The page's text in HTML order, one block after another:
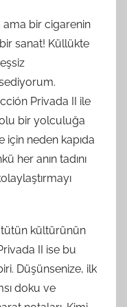
bir cigarenin
bir sanat! Küllükte
Privada II ile
bir yolculuğa
için neden kapıda
her anın tadını
tütün kültürünün
II ise bu
Düşünsenize, ilk
doku ve